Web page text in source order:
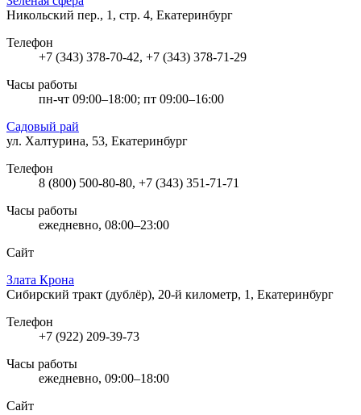
Никольский пер., 1, стр. 4, Екатеринбург
Телефон
+7 (343) 378-70-42, +7 (343) 378-71-29
Часы работы
пн-чт 09:00–18:00; пт 09:00–16:00
Садовый рай
ул. Халтурина, 53, Екатеринбург
Телефон
8 (800) 500-80-80, +7 (343) 351-71-71
Часы работы
ежедневно, 08:00–23:00
Сайт
Злата Крона
Сибирский тракт (дублёр), 20-й километр, 1, Екатеринбург
Телефон
+7 (922) 209-39-73
Часы работы
ежедневно, 09:00–18:00
Сайт